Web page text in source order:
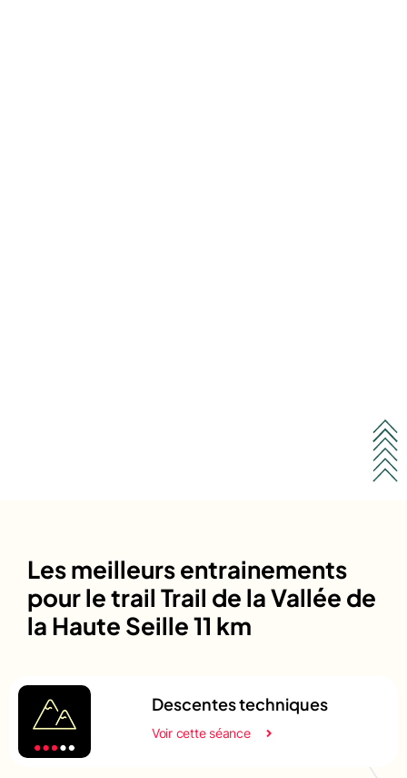
Les meilleurs entrainements
pour le trail Trail de la Vallée de
la Haute Seille 11 km
Descentes techniques
Voir cette séance